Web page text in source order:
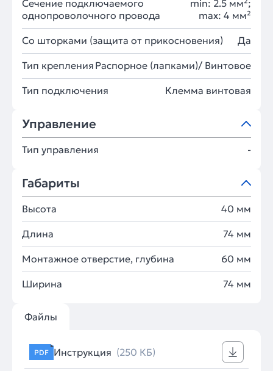
Сечение подключаемого
однопроволочного провода
min: 2.5 мм²;
max: 4 мм²
Со шторками (защита от прикосновения) Да
Тип крепления Распорное (лапками)/ Винтовое
Тип подключения Клемма винтовая
Управление
Тип управления -
Габариты
Высота 40 мм
Длина 74 мм
Монтажное отверстие, глубина 60 мм
Ширина 74 мм
Файлы
PDF Инструкция (250 КБ)